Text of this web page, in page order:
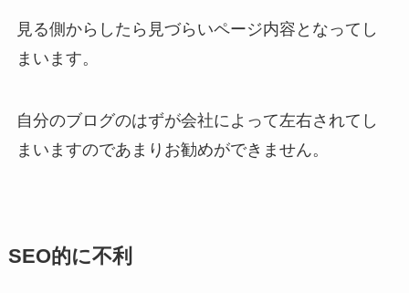
見る側からしたら見づらいページ内容となってし
まいます。
自分のブログのはずが会社によって左右されてし
まいますのであまりお勧めができません。
SEO的に不利